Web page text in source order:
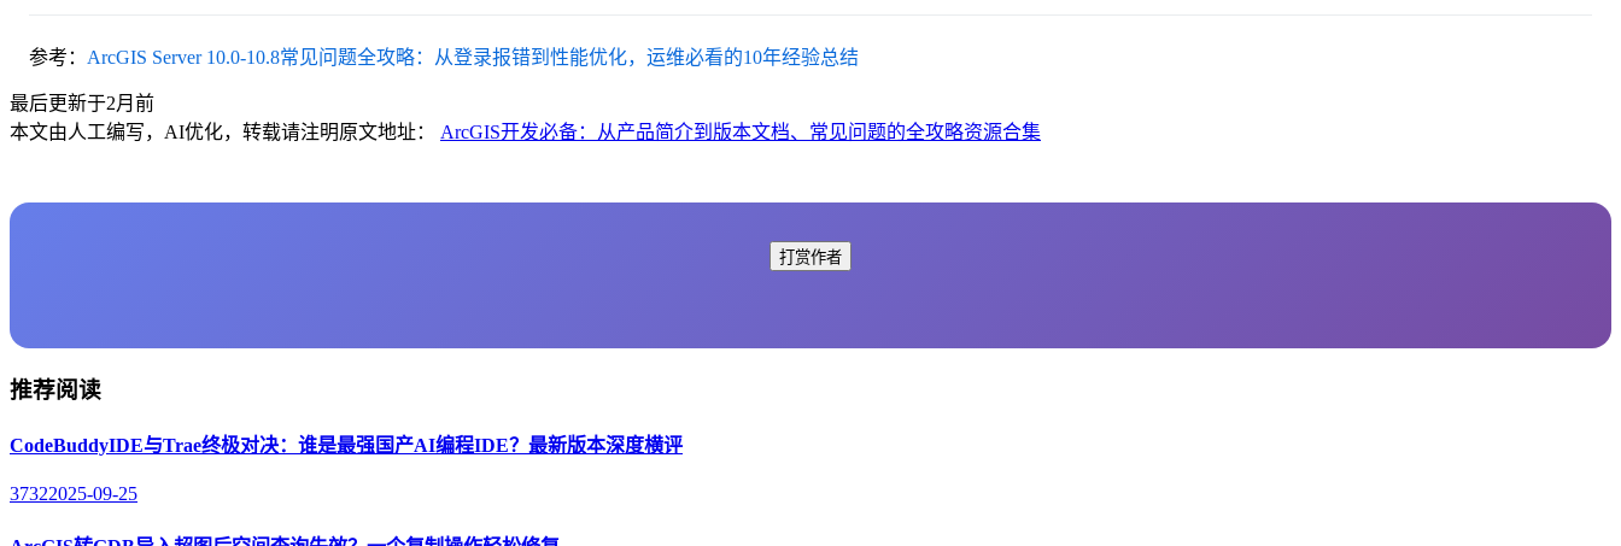
参考： ArcGIS Server 10.0-10.8常见问题全攻略：从登录报错到性能优化，运维必看的10年经验总结
最后更新于2月前
本文由人工编写，AI优化，转载请注明原文地址： ArcGIS开发必备：从产品简介到版本文档、常见问题的全攻略资源合集
打赏作者
推荐阅读
CodeBuddyIDE与Trae终极对决：谁是最强国产AI编程IDE？最新版本深度横评
37322025-09-25